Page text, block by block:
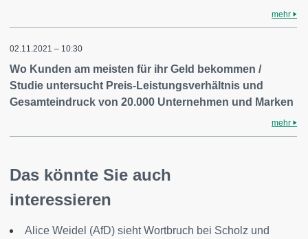
mehr
02.11.2021 – 10:30
Wo Kunden am meisten für ihr Geld bekommen /
Studie untersucht Preis-Leistungsverhältnis und
Gesamteindruck von 20.000 Unternehmen und Marken
mehr
Das könnte Sie auch
interessieren
Alice Weidel (AfD) sieht Wortbruch bei Scholz und